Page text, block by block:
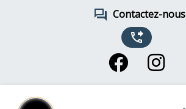
forum Contactez-nous
phone_forwarded